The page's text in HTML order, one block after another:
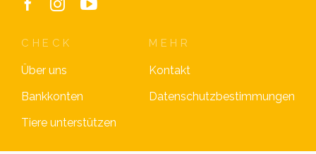
CHECK
Über uns
Bankkonten
Tiere unterstützen
MEHR
Kontakt
Datenschutzbestimmungen